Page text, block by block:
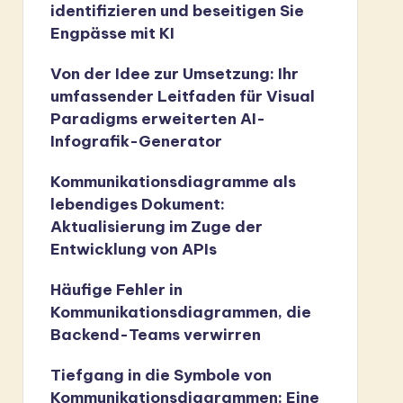
identifizieren und beseitigen Sie
Engpässe mit KI
Von der Idee zur Umsetzung: Ihr
umfassender Leitfaden für Visual
Paradigms erweiterten AI-
Infografik-Generator
Kommunikationsdiagramme als
lebendiges Dokument:
Aktualisierung im Zuge der
Entwicklung von APIs
Häufige Fehler in
Kommunikationsdiagrammen, die
Backend-Teams verwirren
Tiefgang in die Symbole von
Kommunikationsdiagrammen: Eine